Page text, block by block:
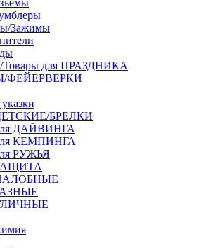
Зажимы
для ПРАЗДНИКА
ФЕЙЕРВЕРКИ
БРЕЛКИ
ДАЙВИНГА
КЕМПИНГА
РУЖЬЯ